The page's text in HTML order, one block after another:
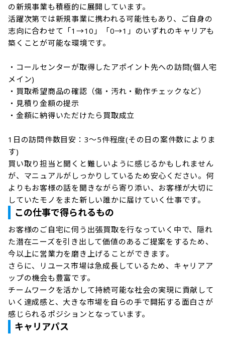
の新規事業も積極的に展開しています。
活躍次第では新規事業に携われる可能性もあり、ご自身の
志向に合わせて「1→10」「0→1」のいずれのキャリアも
築くことが可能な環境です。
・コールセンターが取得したアポイント先への訪問(個人宅
メイン)
・買取希望商品の確認（傷・汚れ・動作チェックなど）
・見積り金額の提示
・金額に納得いただけたら買取成立
1日の訪問件数目安：3〜5件程度(その日の案件数によりま
す)
買い取り担当と聞くと難しいように感じるかもしれません
が、マニュアルがしっかりしているため安心ください。何
よりもお客様の話を聞きながら寄り添い、お客様が大切に
していたモノをまた新しい誰かに届けていく仕事です。
この仕事で得られるもの
お客様のご自宅に伺う出張買取を行なっていく中で、隠れ
た潜在ニーズを引き出して価値のあるご提案をするため、
今以上に営業力を磨き上げることができます。
さらに、リユース市場は急成長しているため、キャリアア
ップの機会も豊富です。
チームワークを活かして持続可能な社会の実現に貢献して
いく達成感と、大きな市場を自らの手で開拓する面白さが
感じられるポジションとなっています。
キャリアパス